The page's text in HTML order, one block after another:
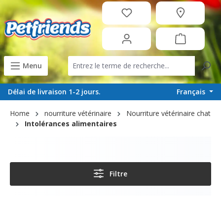
principal
Menu
Délai de livraison 1-2 jours. Français
Home nourriture vétérinaire
Nourriture vétérinaire chat
Intolérances alimentaires
Filtre